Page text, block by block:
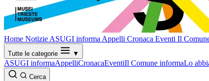
Home Notizie ASUGI informa Appelli Cronaca Eventi Il
Tutte le categorie ▼
ASUGI informaAppelliCronacaEventiIl Comune informaLo
Cerca